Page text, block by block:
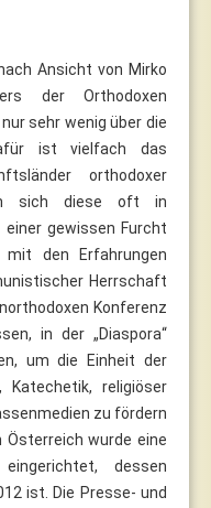
Ansicht von Mirko
der Orthodoxen
sehr wenig über die
ist vielfach das
orthodoxer
sich diese oft in
gewissen Furcht
den Erfahrungen
Herrschaft
Konferenz
in der „Diaspora“
um die Einheit der
Katechetik, religiöser
zu fördern
wurde eine
dessen
ist. Die Presse- und